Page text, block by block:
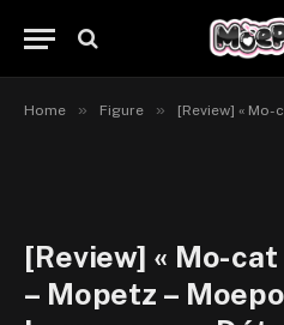
Home » Figure » [Review] « Mo-
[Review] « Mo-
– Mopetz –